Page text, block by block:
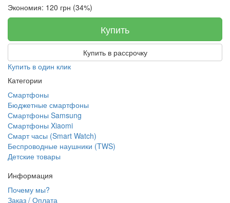
Экономия: 120 грн (34%)
Купить
Купить в рассрочку
Купить в один клик
Категории
Смартфоны
Бюджетные смартфоны
Смартфоны Samsung
Смартфоны Xiaomi
Смарт часы (Smart Watch)
Беспроводные наушники (TWS)
Детские товары
Информация
Почему мы?
Заказ / Оплата